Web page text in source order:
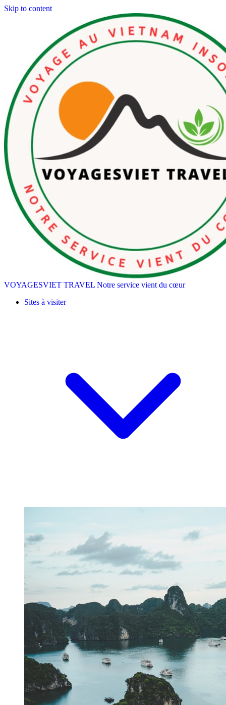
Skip to content
VOYAGESVIET TRAVEL Notre service vient du cœur
Sites à visiter